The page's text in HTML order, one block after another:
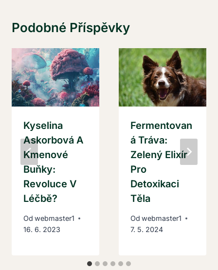
Podobné Příspěvky
Kyselina
Askorbová A
Kmenové
Buňky:
Revoluce V
Léčbě?
Od webmaster1
16. 6. 2023
Fermentovan
Á Tráva:
Zelený Elixír
Pro
Detoxikaci
Těla
Od webmaster1
7. 5. 2024